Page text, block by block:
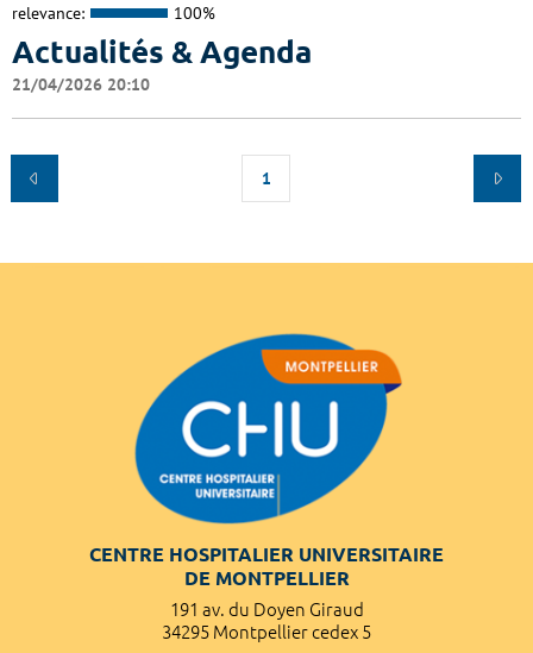
relevance: 100%
Actualités & Agenda
21/04/2026 20:10
1
CENTRE HOSPITALIER UNIVERSITAIRE
DE MONTPELLIER
191 av. du Doyen Giraud
34295 Montpellier cedex 5